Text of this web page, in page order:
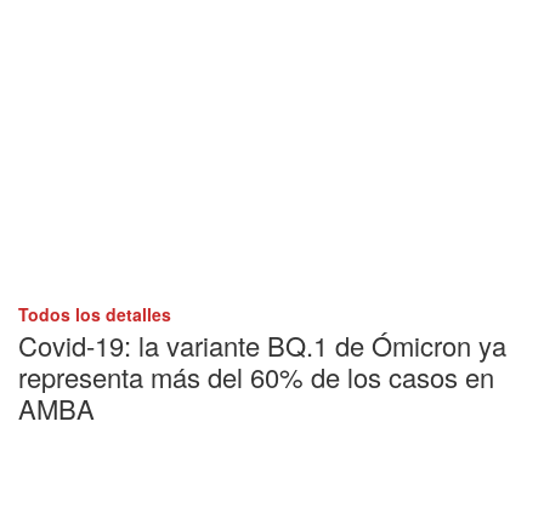
Todos los detalles
Covid-19: la variante BQ.1 de Ómicron ya
representa más del 60% de los casos en
AMBA